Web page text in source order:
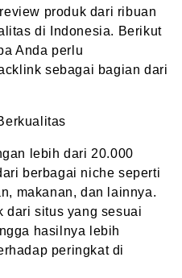
produk dari ribuan
di Indonesia. Berikut
Anda perlu
sebagai bagian dari
lebih dari 20.000
berbagai niche seperti
makanan, dan lainnya.
dari situs yang sesuai
hasilnya lebih
peringkat di